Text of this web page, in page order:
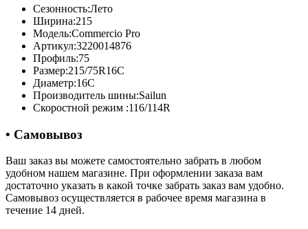
Сезонность:Лето
Ширина:215
Модель:Commercio Pro
Артикул:3220014876
Профиль:75
Размер:215/75R16C
Диаметр:16C
Производитель шины:Sailun
Скоростной режим :116/114R
• Самовывоз
Ваш заказ вы можете самостоятельно забрать в любом
удобном нашем магазине. При оформлении заказа вам
достаточно указать в какой точке забрать заказ вам удобно.
Самовывоз осуществляется в рабочее время магазина в
течение 14 дней.